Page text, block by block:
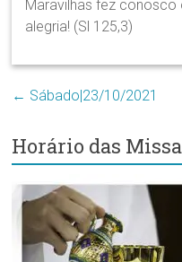
Maravilhas fez conosco
alegria! (Sl 125,3)
← Sábado|23/10/2021
Horário das